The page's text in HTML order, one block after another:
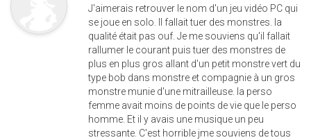
J'aimerais retrouver le nom d'un jeu vidéo PC qui
se joue en solo. Il fallait tuer des monstres. la
qualité était pas ouf. Je me souviens qu'il fallait
rallumer le courant puis tuer des monstres de
plus en plus gros allant d'un petit monstre vert du
type bob dans monstre et compagnie à un gros
monstre munie d'une mitrailleuse. la perso
femme avait moins de points de vie que le perso
homme. Et il y avais une musique un peu
stressante. C'est horrible jme souviens de tous